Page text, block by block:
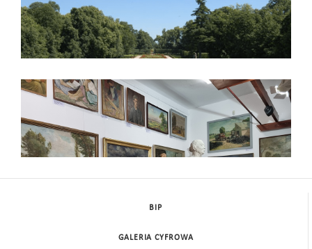
Galeria Sztuki
BIP
GALERIA CYFROWA